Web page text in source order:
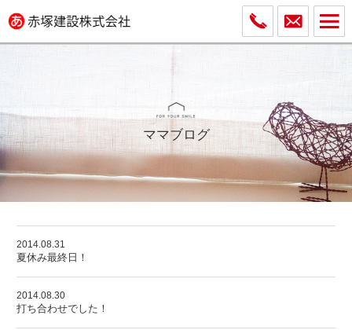
ママブログ
2014.08.31
夏休み最終日！
2014.08.30
打ち合わせでした！